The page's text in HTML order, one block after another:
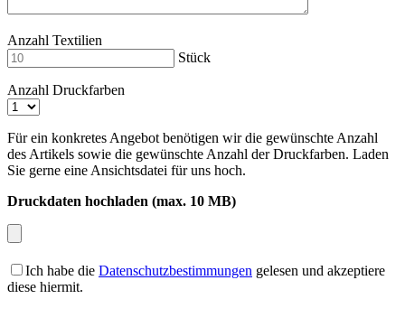
Anzahl Textilien
Stück
Anzahl Druckfarben
Für ein konkretes Angebot benötigen wir die gewünschte Anzahl
des Artikels sowie die gewünschte Anzahl der Druckfarben. Laden
Sie gerne eine Ansichtsdatei für uns hoch.
Druckdaten hochladen (max. 10 MB)
Ich habe die Datenschutzbestimmungen gelesen und akzeptiere
diese hiermit.